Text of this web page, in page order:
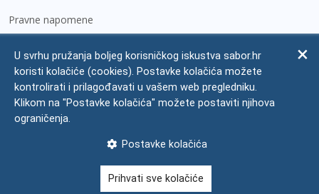
Pravne napomene
Zaštita osobnih podataka
Impressum
Česta pitanja
U svrhu pružanja boljeg korisničkog iskustva sabor.hr
koristi kolačiće (cookies). Postavke kolačića možete
kontrolirati i prilagođavati u vašem web pregledniku.
Klikom na "Postavke kolačića" možete postaviti njihova
ograničenja.
Postavke kolačića
Prihvati sve kolačiće